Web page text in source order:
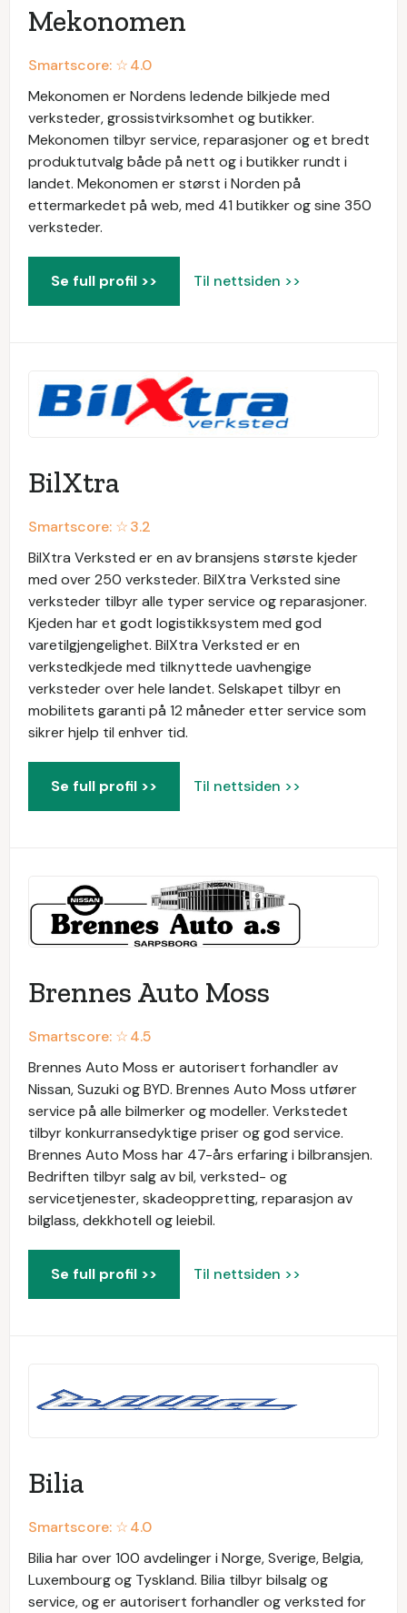
Mekonomen
Smartscore: ☆4.0
Mekonomen er Nordens ledende bilkjede med
verksteder, grossistvirksomhet og butikker.
Mekonomen tilbyr service, reparasjoner og et bredt
produktutvalg både på nett og i butikker rundt i
landet. Mekonomen er størst i Norden på
ettermarkedet på web, med 41 butikker og sine 350
verksteder.
Se full profil >> Til nettsiden >>
BilXtra
Smartscore: ☆3.2
BilXtra Verksted er en av bransjens største kjeder
med over 250 verksteder. BilXtra Verksted sine
verksteder tilbyr alle typer service og reparasjoner.
Kjeden har et godt logistikksystem med god
varetilgjengelighet. BilXtra Verksted er en
verkstedkjede med tilknyttede uavhengige
verksteder over hele landet. Selskapet tilbyr en
mobilitets garanti på 12 måneder etter service som
sikrer hjelp til enhver tid.
Se full profil >> Til nettsiden >>
Brennes Auto Moss
Smartscore: ☆4.5
Brennes Auto Moss er autorisert forhandler av
Nissan, Suzuki og BYD. Brennes Auto Moss utfører
service på alle bilmerker og modeller. Verkstedet
tilbyr konkurransedyktige priser og god service.
Brennes Auto Moss har 47-års erfaring i bilbransjen.
Bedriften tilbyr salg av bil, verksted- og
servicetjenester, skadeoppretting, reparasjon av
bilglass, dekkhotell og leiebil.
Se full profil >> Til nettsiden >>
Bilia
Smartscore: ☆4.0
Bilia har over 100 avdelinger i Norge, Sverige, Belgia,
Luxembourg og Tyskland. Bilia tilbyr bilsalg og
service, og er autorisert forhandler og verksted for